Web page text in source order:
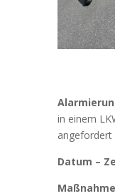
in einem
angefordert
Datum –